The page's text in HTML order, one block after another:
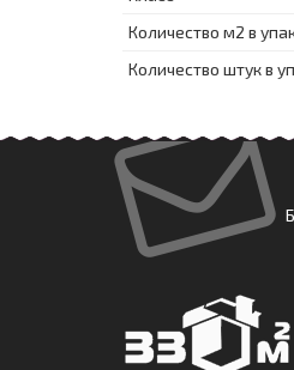
Количество м2 в
Количество штук в